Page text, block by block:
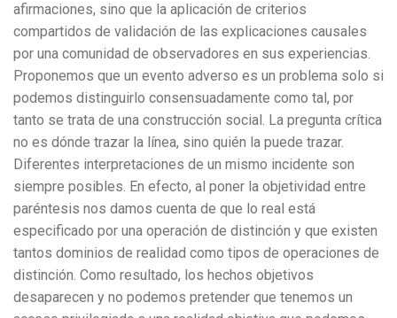
afirmaciones, sino que la aplicación de criterios
compartidos de validación de las explicaciones causales
por una comunidad de observadores en sus experiencias.
Proponemos que un evento adverso es un problema solo si
podemos distinguirlo consensuadamente como tal, por
tanto se trata de una construcción social. La pregunta crítica
no es dónde trazar la línea, sino quién la puede trazar.
Diferentes interpretaciones de un mismo incidente son
siempre posibles. En efecto, al poner la objetividad entre
paréntesis nos damos cuenta de que lo real está
especificado por una operación de distinción y que existen
tantos dominios de realidad como tipos de operaciones de
distinción. Como resultado, los hechos objetivos
desaparecen y no podemos pretender que tenemos un